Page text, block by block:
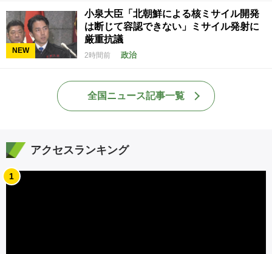
NEW
小泉大臣「北朝鮮による核ミサイル開発
は断じて容認できない」ミサイル発射に
厳重抗議
2時間前 政治
全国ニュース記事一覧
アクセスランキング
1